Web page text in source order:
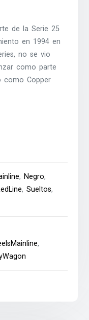
de la Serie 25
en 1994 en
no se vio
como parte
como Copper
, Negro,
,Sueltos,
,